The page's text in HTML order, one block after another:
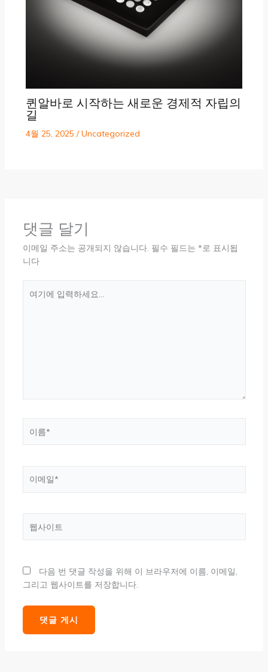
퀸알바로 시작하는 새로운 경제적 자립의
길
4월 25, 2025 /Uncategorized
댓글 달기
이메일 주소는 공개되지 않습니다. 필수 필드는 *로 표시됩
니다
다음 번 댓글 작성을 위해 이 브라우저에 이름, 이메일,
그리고 웹사이트를 저장합니다.